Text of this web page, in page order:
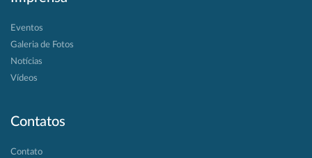
Eventos
Galeria de Fotos
Notícias
Vídeos
Contatos
Contato